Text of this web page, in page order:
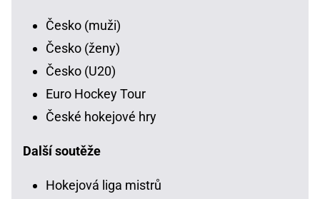
Česko (muži)
Česko (ženy)
Česko (U20)
Euro Hockey Tour
České hokejové hry
Další soutěže
Hokejová liga mistrů